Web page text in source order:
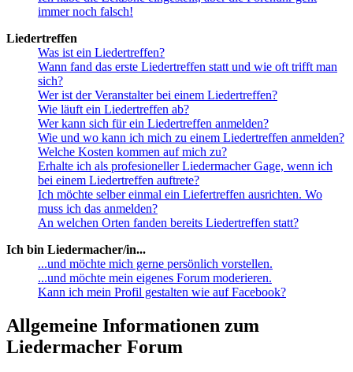
immer noch falsch!
Liedertreffen
Was ist ein Liedertreffen?
Wann fand das erste Liedertreffen statt und wie oft trifft man
sich?
Wer ist der Veranstalter bei einem Liedertreffen?
Wie läuft ein Liedertreffen ab?
Wer kann sich für ein Liedertreffen anmelden?
Wie und wo kann ich mich zu einem Liedertreffen anmelden?
Welche Kosten kommen auf mich zu?
Erhalte ich als profesioneller Liedermacher Gage, wenn ich
bei einem Liedertreffen auftrete?
Ich möchte selber einmal ein Liefertreffen ausrichten. Wo
muss ich das anmelden?
An welchen Orten fanden bereits Liedertreffen statt?
Ich bin Liedermacher/in...
...und möchte mich gerne persönlich vorstellen.
...und möchte mein eigenes Forum moderieren.
Kann ich mein Profil gestalten wie auf Facebook?
Allgemeine Informationen zum
Liedermacher Forum